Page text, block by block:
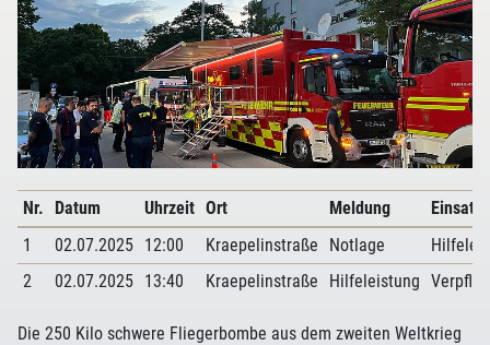
Nr. Datum Uhrzeit Ort Meldung
1
02.07.2025 12:00 Kraepelinstraße Notlage
2
02.07.2025 13:40 Kraepelinstraße Hilfeleistung
Die 250 Kilo schwere Fliegerbombe aus dem zweiten Weltkrieg